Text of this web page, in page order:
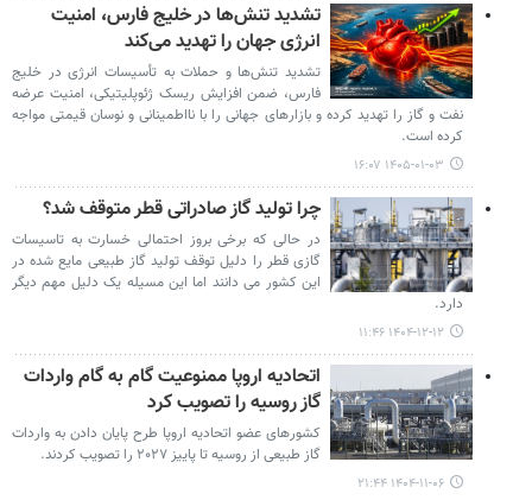
تشدید تنش‌ها در خلیج فارس، امنیت
انرژی جهان را تهدید می‌کند
تشدید تنش‌ها و حملات به تأسیسات انرژی در خلیج
فارس، ضمن افزایش ریسک ژئوپلیتیکی، امنیت عرضه
نفت و گاز را تهدید کرده و بازارهای جهانی را با نااطمینانی و نوسان قیمتی مواجه
کرده است.
۱۴۰۵-۰۱-۰۳ ۱۶:۰۷
چرا تولید گاز صادراتی قطر متوقف شد؟
در حالی که برخی بروز احتمالی خسارت به تاسیسات
گازی قطر را دلیل توقف تولید گاز طبیعی مایع شده در
این کشور می دانند اما این مسیله یک دلیل مهم دیگر
دارد.
۱۴۰۴-۱۲-۱۲ ۱۱:۴۶
اتحادیه اروپا ممنوعیت گام به گام واردات
گاز روسیه را تصویب کرد
کشورهای عضو اتحادیه اروپا طرح پایان دادن به واردات
گاز طبیعی از روسیه تا پاییز ۲۰۲۷ را تصویب کردند.
۱۴۰۴-۱۱-۰۶ ۲۱:۴۴